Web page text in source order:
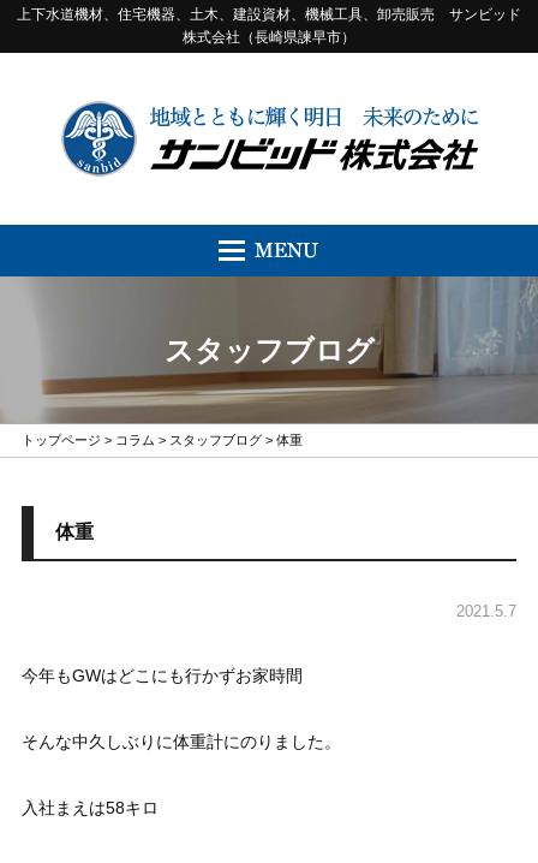
上下水道機材、住宅機器、土木、建設資材、機械工具、卸売販売 サンビッド
株式会社（長崎県諫早市）
スタッフブログ
トップページ > コラム > スタッフブログ> 体重
体重
2021.5.7
今年もGWはどこにも行かずお家時間
そんな中久しぶりに体重計にのりました。
入社まえは58キロ